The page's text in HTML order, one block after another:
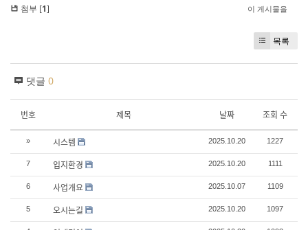
첨부 [1] 이 게시물을
목록
댓글 0
번호 제목 날짜 조회 수
» 시스템 2025.10.20 1227
7 입지환경 2025.10.20 1111
6 사업개요 2025.10.07 1109
5 오시는길 2025.10.20 1097